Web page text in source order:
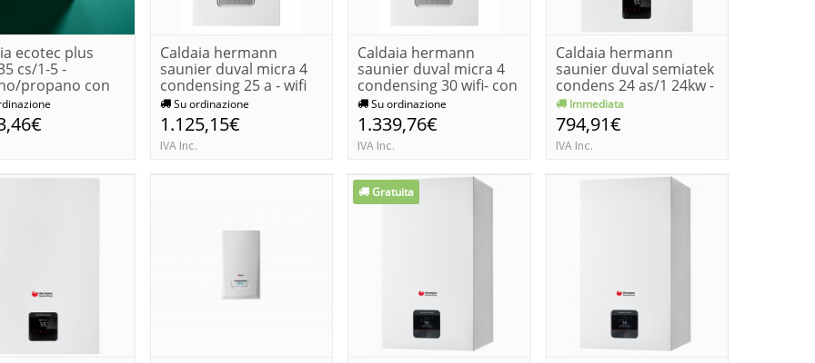
ecotec plus
cs/1-5 -
propano con
wi...
Caldaia hermann
saunier duval micra 4
condensing 25 a - wifi
migo...
Su ordinazione
1.125,15€
IVA Inc.
Caldaia hermann
saunier duval micra 4
condensing 30 wifi- con
cen...
Su ordinazione
1.339,76€
IVA Inc.
Caldaia hermann
saunier duval semiatek
condens 24 as/1 24kw -
met...
Immediata
794,91€
IVA Inc.
Gratuita